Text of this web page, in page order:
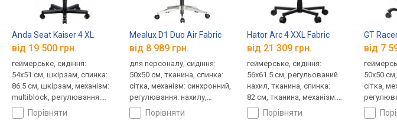
Anda Seat Kaiser 4 XL
від 19 500 грн.
геймерське, сидіння:
54x51 см, шкірзам, спинка:
86.5 см, шкірзам, механізм:
multiblock, регулювання:
нахилу, висоти, жорсткості
порівняти
Mealux D1 Duo Air Fabric
від 8 989 грн.
для персоналу, сидіння:
50x50 см, тканина, спинка:
сітка, механізм: синхронний,
регулювання: нахилу,
висоти, глибини, жорсткості
порівняти
Hator Arc 4 XXL Fabric
від 21 309 грн.
геймерське, сидіння:
56x61.5 см, регульований
нахил, тканина, спинка:
82 см, тканина, механізм:
синхронний, регулювання:
нахилу, висоти, глибини,
порівняти
GT
від 7
50x50
сітка,
висоти,